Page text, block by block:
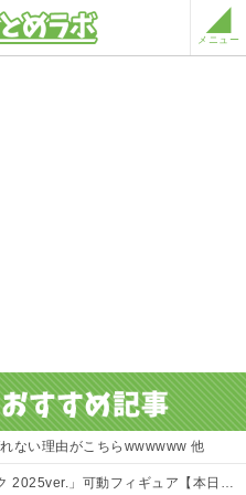
メニュー
ない理由がこちらwwwwww 他
」可動フィギュア【本日発売】